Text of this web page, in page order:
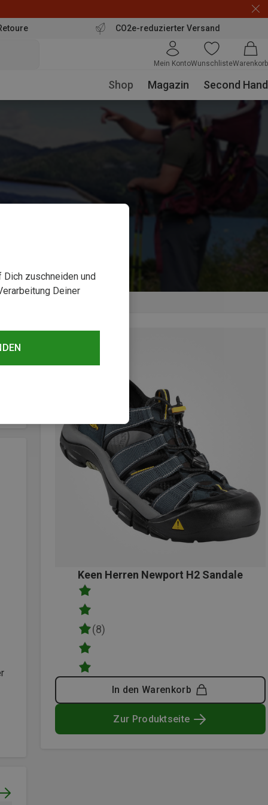
CO2e-reduzierter Versand
Mein KontoWunschlisteWarenkorb
Shop Magazin Second Hand
Keen Herren Newport H2 Sandale
(8)
In den Warenkorb
Zur Produktseite
zuschneiden und
Deiner